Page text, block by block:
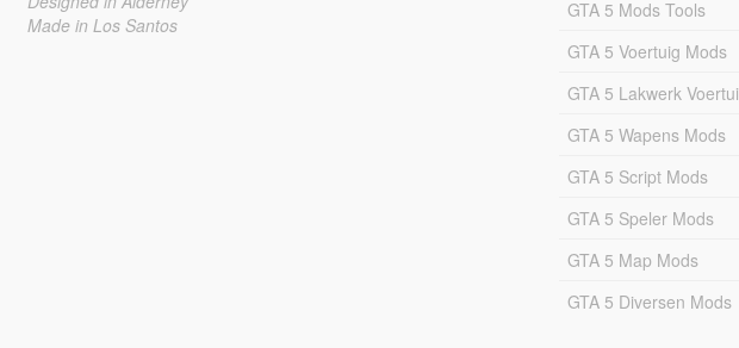
Made in Los Santos
GTA 5 Mods Tools
GTA 5 Voertuig Mods
GTA 5 Lakwerk
GTA 5 Wapens Mods
GTA 5 Script Mods
GTA 5 Speler Mods
GTA 5 Map Mods
GTA 5 Diversen Mods